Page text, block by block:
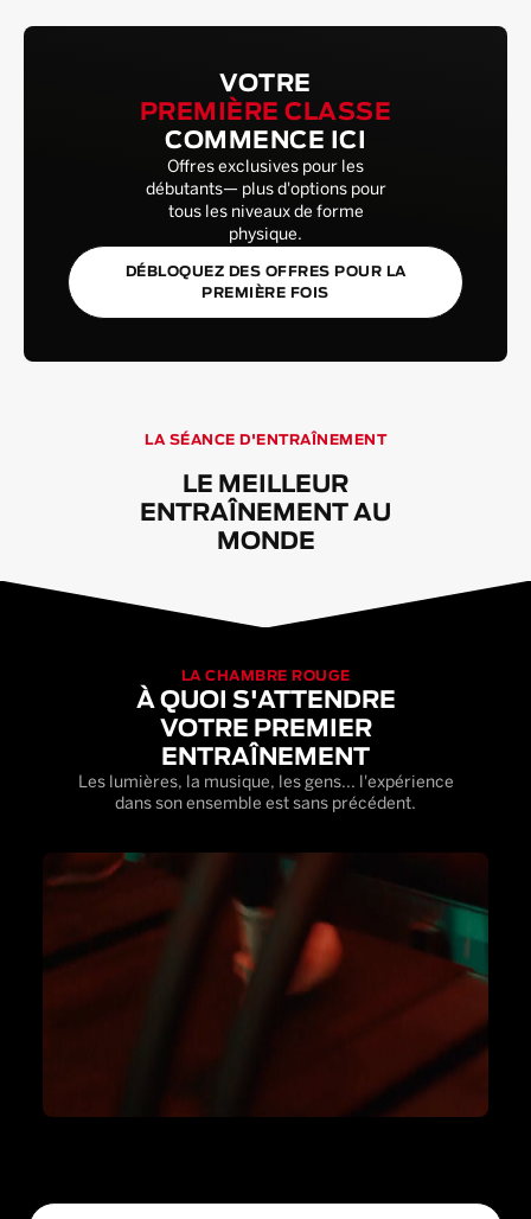
VOTRE
PREMIÈRE CLASSE
COMMENCE ICI
Offres exclusives pour les
débutants— plus d'options pour
tous les niveaux de forme
physique.
DÉBLOQUEZ DES OFFRES POUR LA
PREMIÈRE FOIS
LA SÉANCE D'ENTRAÎNEMENT
LE MEILLEUR
ENTRAÎNEMENT AU
MONDE
LA CHAMBRE ROUGE
À QUOI S'ATTENDRE
VOTRE PREMIER
ENTRAÎNEMENT
Les lumières, la musique, les gens... l'expérience
dans son ensemble est sans précédent.